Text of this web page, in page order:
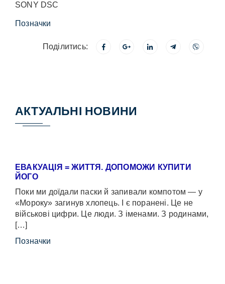
SONY DSC
Позначки
Поділитись:
АКТУАЛЬНІ НОВИНИ
ЕВАКУАЦІЯ = ЖИТТЯ. ДОПОМОЖИ КУПИТИ
ЙОГО
Поки ми доїдали паски й запивали компотом — у
«Мороку» загинув хлопець. І є поранені. Це не
військові цифри. Це люди. З іменами. З родинами,
[…]
Позначки